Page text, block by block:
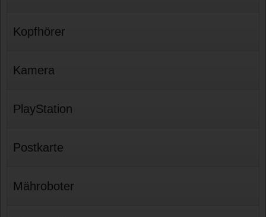
Kopfhörer
Kamera
PlayStation
Postkarte
Mähroboter